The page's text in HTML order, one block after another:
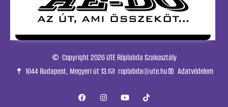
Copyright 2026 UTE Röplabda Szakosztály
1044 Budapest, Megyeri út 13.
roplabda@ute.hu Adatvédelem